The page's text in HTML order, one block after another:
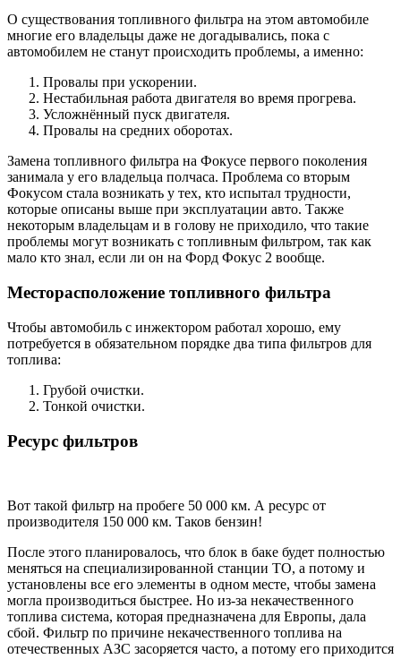
О существования топливного фильтра на этом автомобиле
многие его владельцы даже не догадывались, пока с
автомобилем не станут происходить проблемы, а именно:
Провалы при ускорении.
Нестабильная работа двигателя во время прогрева.
Усложнённый пуск двигателя.
Провалы на средних оборотах.
Замена топливного фильтра на Фокусе первого поколения
занимала у его владельца полчаса. Проблема со вторым
Фокусом стала возникать у тех, кто испытал трудности,
которые описаны выше при эксплуатации авто. Также
некоторым владельцам и в голову не приходило, что такие
проблемы могут возникать с топливным фильтром, так как
мало кто знал, если ли он на Форд Фокус 2 вообще.
Месторасположение топливного фильтра
Чтобы автомобиль с инжектором работал хорошо, ему
потребуется в обязательном порядке два типа фильтров для
топлива:
Грубой очистки.
Тонкой очистки.
Ресурс фильтров
Вот такой фильтр на пробеге 50 000 км. А ресурс от
производителя 150 000 км. Таков бензин!
После этого планировалось, что блок в баке будет полностью
меняться на специализированной станции ТО, а потому и
установлены все его элементы в одном месте, чтобы замена
могла производиться быстрее. Но из-за некачественного
топлива система, которая предназначена для Европы, дала
сбой. Фильтр по причине некачественного топлива на
отечественных АЗС засоряется часто, а потому его приходится